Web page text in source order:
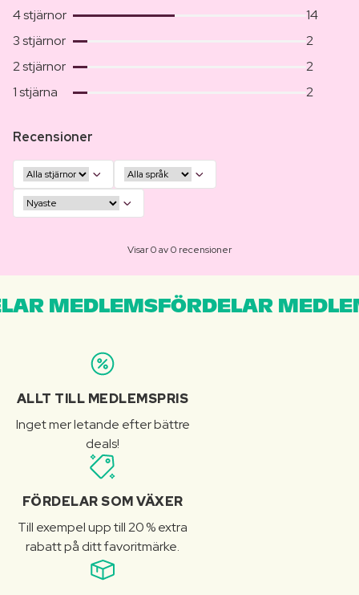
4 stjärnor
14
3 stjärnor
2
2 stjärnor
2
1 stjärna
2
Recensioner
Visar 0 av 0 recensioner
MEDLEMSFÖRDELAR
ALLT TILL MEDLEMSPRIS
Inget mer letande efter bättre
deals!
FÖRDELAR SOM VÄXER
Till exempel upp till 20 % extra
rabatt på ditt favoritmärke.